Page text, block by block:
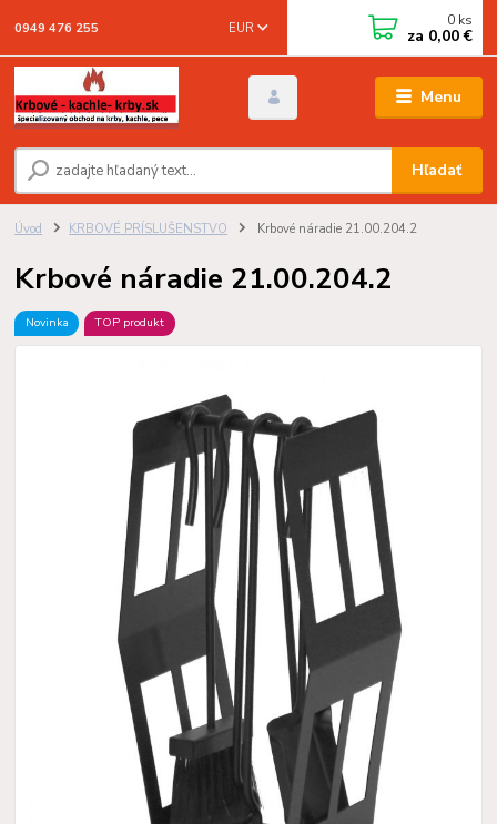
Menu
EUR
Hľadať
0949 476 255 0 ks
za 0,00 €
Úvod KRBOVÉ PRÍSLUŠENSTVO Krbové náradie 21.00.204.2
Krbové náradie 21.00.204.2
Novinka TOP produkt